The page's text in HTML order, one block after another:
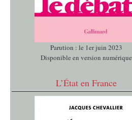
Parution : le 1er juin 2023
Disponible en version numérique
L’État en France